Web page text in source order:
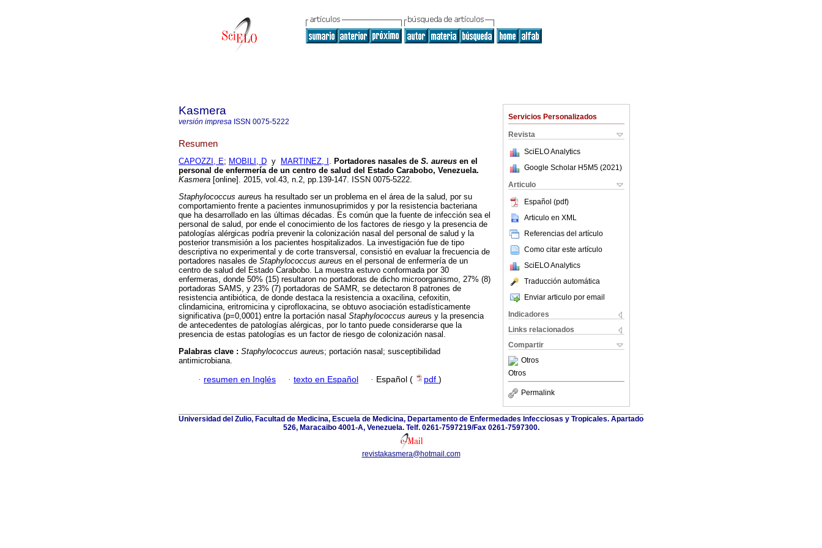
Servicios Personalizados
Revista
SciELO Analytics
Google Scholar H5M5 (2021 )
Articulo
Español (pdf)
Articulo en XML
Referencias del artículo
Como citar este artículo
SciELO Analytics
Traducción automática
Enviar articulo por email
Indicadores
Links relacionados
Compartir
Otros
Otros
Permalink
Kasmera
versión impresa ISSN 0075-5222
Resumen
CAPOZZI, E; MOBILI, D y MARTINEZ, I . Portadores nasales de S. aureus en el
personal de enfermería de un centro de salud del Estado Carabobo, Venezuela.
Kasmera [online]. 2015, vol.43, n.2, pp.139-147. ISSN 0075-5222.
Staphylococcus aureus ha resultado ser un problema en el área de la salud, por su
comportamiento frente a pacientes inmunosuprimidos y por la resistencia bacteriana
que ha desarrollado en las últimas décadas. Es común que la fuente de infección sea el
personal de salud, por ende el conocimiento de los factores de riesgo y la presencia de
patologías alérgicas podría prevenir la colonización nasal del personal de salud y la
posterior transmisión a los pacientes hospitalizados. La investigación fue de tipo
descriptiva no experimental y de corte transversal, consistió en evaluar la frecuencia de
portadores nasales de Staphylococcus aureus en el personal de enfermería de un
centro de salud del Estado Carabobo. La muestra estuvo conformada por 30
enfermeras, donde 50% (15) resultaron no portadoras de dicho microorganismo, 27% (8)
portadoras SAMS, y 23% (7) portadoras de SAMR, se detectaron 8 patrones de
resistencia antibiótica, de donde destaca la resistencia a oxacilina, cefoxitin,
clindamicina, eritromicina y ciprofloxacina, se obtuvo asociación estadísticamente
significativa (p=0,0001) entre la portación nasal Staphylococcus aureus y la presencia
de antecedentes de patologías alérgicas, por lo tanto puede considerarse que la
presencia de estas patologías es un factor de riesgo de colonización nasal.
Palabras clave : Staphylococcus aureus; portación nasal; susceptibilidad
antimicrobiana.
· resumen en Inglés · texto en Español · Español ( pdf )
Universidad del Zulio, Facultad de Medicina, Escuela de Medicina, Departamento de Enfermedades Infecciosas y Tropicales. Apartado
526, Maracaibo 4001-A, Venezuela. Telf. 0261-7597219/Fax 0261-7597300.
revistakasmera@hotmail.com